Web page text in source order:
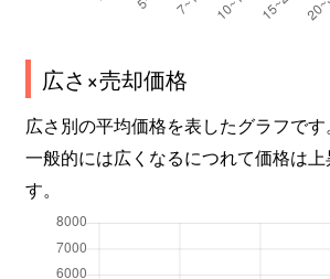
広さ×売却価格
広さ別の平均価格を表したグラフです。
一般的には広くなるにつれて価格は上
す。